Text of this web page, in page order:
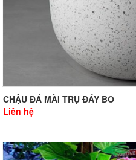
CHẬU ĐÁ MÀI TRỤ ĐÁY BO
Liên hệ